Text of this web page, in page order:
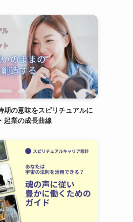
期の意味をスピリチュアルに
起業の成長曲線